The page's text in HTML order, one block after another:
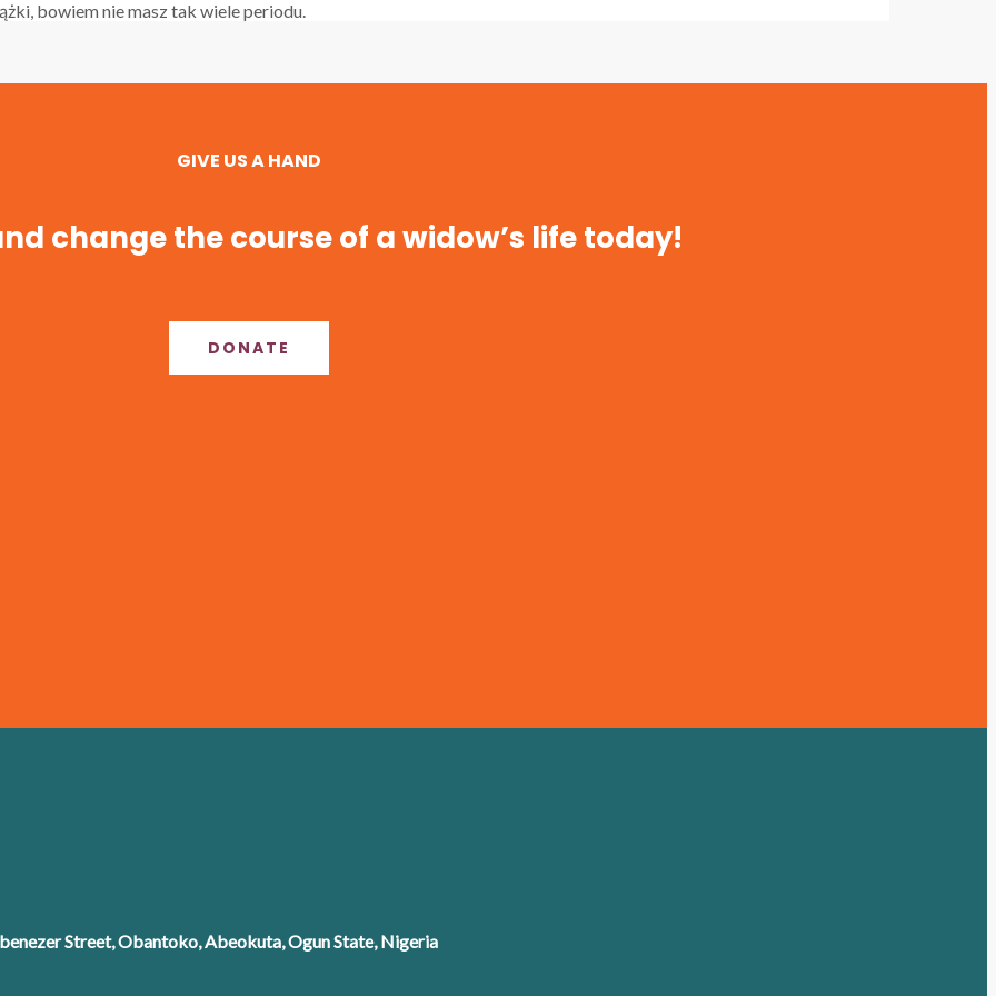
bowiem nie masz tak wiele periodu.
GIVE US A HAND
change the course of a widow’s life today!
DONATE
Street, Obantoko, Abeokuta, Ogun State, Nigeria